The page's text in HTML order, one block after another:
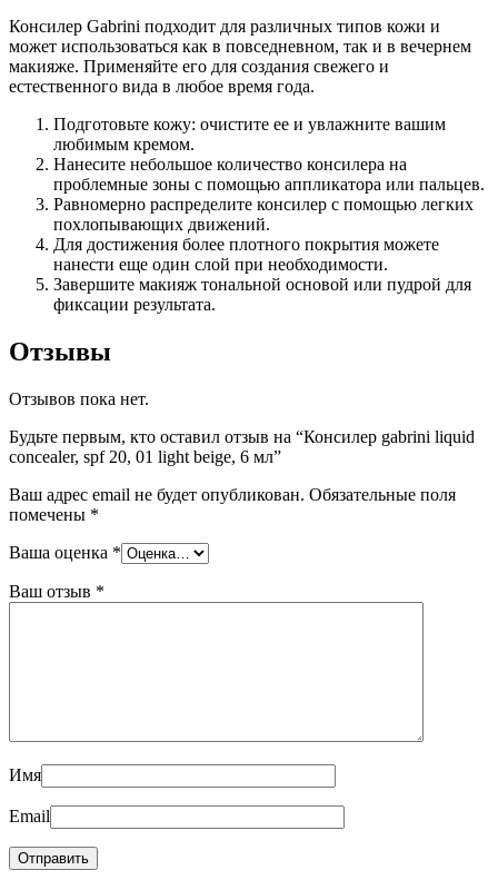
Консилер Gabrini подходит для различных типов кожи и
может использоваться как в повседневном, так и в вечернем
макияже. Применяйте его для создания свежего и
естественного вида в любое время года.
Подготовьте кожу: очистите ее и увлажните вашим
любимым кремом.
Нанесите небольшое количество консилера на
проблемные зоны с помощью аппликатора или пальцев.
Равномерно распределите консилер с помощью легких
похлопывающих движений.
Для достижения более плотного покрытия можете
нанести еще один слой при необходимости.
Завершите макияж тональной основой или пудрой для
фиксации результата.
Отзывы
Отзывов пока нет.
Будьте первым, кто оставил отзыв на “Консилер gabrini liquid
concealer, spf 20, 01 light beige, 6 мл”
Ваш адрес email не будет опубликован. Обязательные поля
помечены *
Ваша оценка *
Ваш отзыв *
Имя
Email